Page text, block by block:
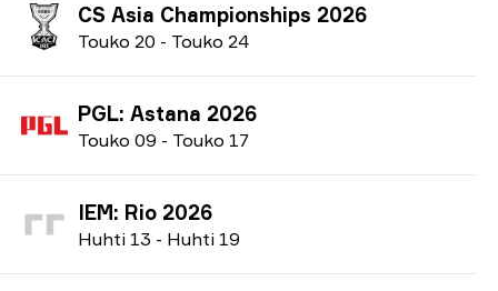
CS Asia Championships 2026
Touko 20 - Touko 24
PGL: Astana 2026
Touko 09 - Touko 17
IEM: Rio 2026
Huhti 13 - Huhti 19